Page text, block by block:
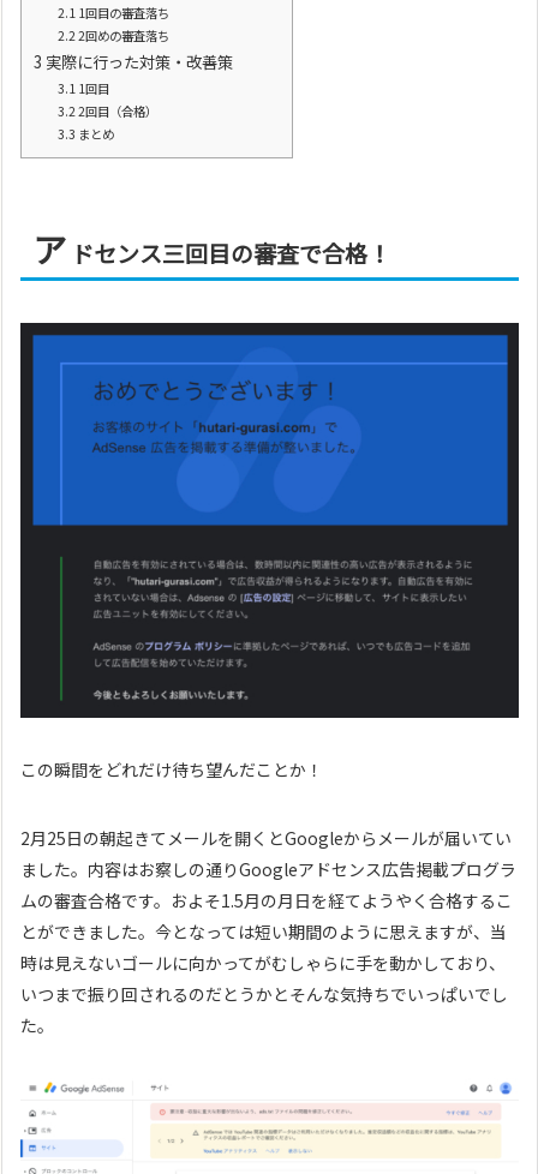
2.11回目の審査落ち
2.22回めの審査落ち
3 実際に行った対策・改善策
3.11回目
3.22回目（合格）
3.3 まとめ
ア ドセンス三回目の審査で合格！
この瞬間をどれだけ待ち望んだことか！
2月25日の朝起きてメールを開くとGoogleからメールが届いてい
ました。内容はお察しの通りGoogleアドセンス広告掲載プログラ
ムの審査合格です。およそ1.5月の月日を経てようやく合格するこ
とができました。今となっては短い期間のように思えますが、当
時は見えないゴールに向かってがむしゃらに手を動かしており、
いつまで振り回されるのだとうかとそんな気持ちでいっぱいでし
た。